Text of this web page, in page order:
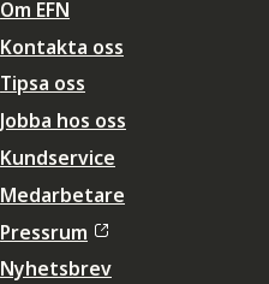
Om EFN
Kontakta oss
Tipsa oss
Jobba hos oss
Kundservice
Medarbetare
Pressrum
Nyhetsbrev